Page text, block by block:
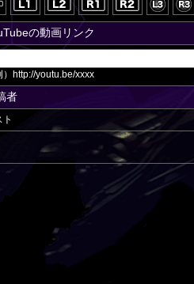
の動画リンク
http://youtu.be/xxxx
者